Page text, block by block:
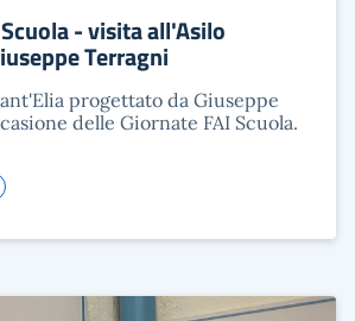
- visita all'Asilo
Terragni
progettato da Giuseppe
delle Giornate FAI Scuola.